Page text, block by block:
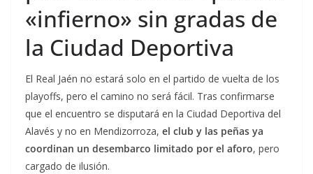
«infierno» sin gradas de
la Ciudad Deportiva
El Real Jaén no estará solo en el partido de vuelta de los
playoffs, pero el camino no será fácil. Tras confirmarse
que el encuentro se disputará en la Ciudad Deportiva del
Alavés y no en Mendizorroza, el club y las peñas ya
coordinan un desembarco limitado por el aforo, pero
cargado de ilusión.